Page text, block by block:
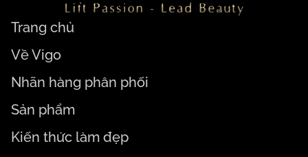
Trang chủ
Về Vigo
Nhãn hàng phân phối
Sản phẩm
Kiến thức làm đẹp